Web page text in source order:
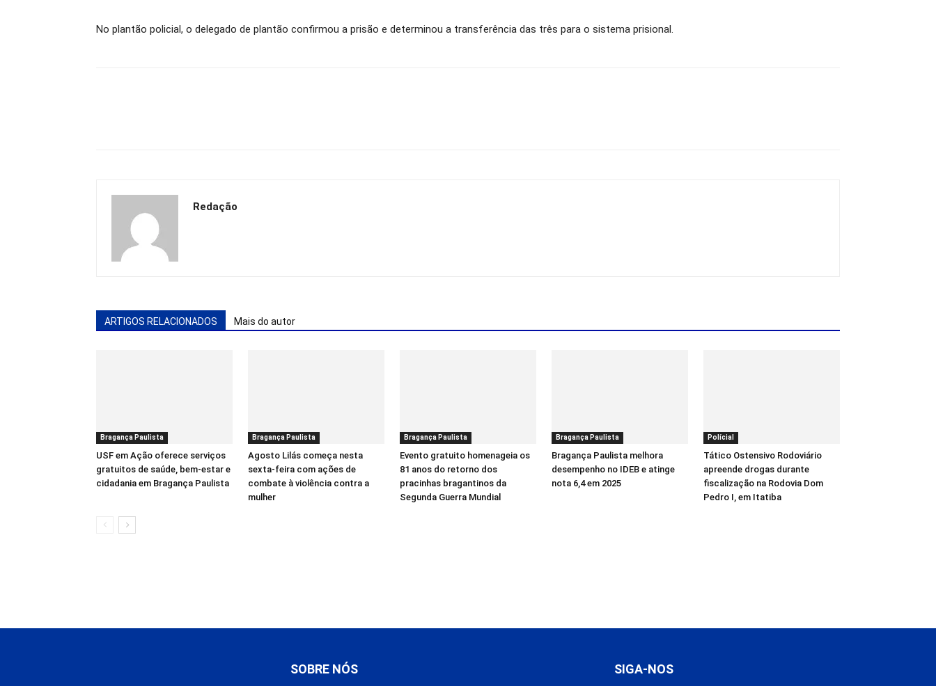
No plantão policial, o delegado de plantão confirmou a prisão e determinou a transferência das três para o sistema prisional.
Redação
ARTIGOS RELACIONADOS Mais do autor
Bragança Paulista
USF em Ação oferece serviços
gratuitos de saúde, bem-estar e
cidadania em Bragança Paulista
Bragança Paulista
Agosto Lilás começa nesta
sexta-feira com ações de
combate à violência contra a
mulher
Bragança Paulista
Evento gratuito homenageia os
81 anos do retorno dos
pracinhas bragantinos da
Segunda Guerra Mundial
Bragança Paulista
Bragança Paulista melhora
desempenho no IDEB e atinge
nota 6,4 em 2025
Polícial
Tático Ostensivo Rodoviário
apreende drogas durante
fiscalização na Rodovia Dom
Pedro I, em Itatiba
SOBRE NÓS SIGA-NOS